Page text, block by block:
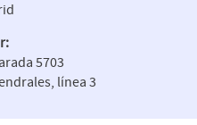
5703
línea 3